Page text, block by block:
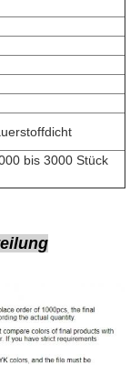
bis 3000 Stück